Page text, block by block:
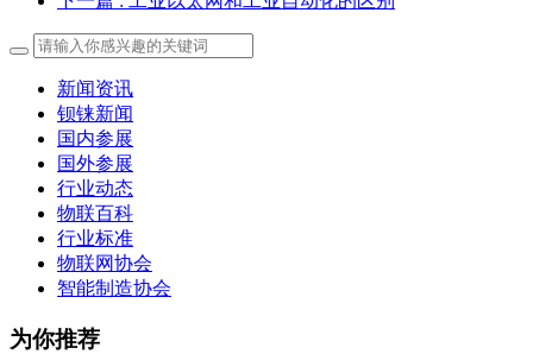
新闻资讯
钡铼新闻
国内参展
国外参展
行业动态
物联百科
行业标准
物联网协会
智能制造协会
为你推荐